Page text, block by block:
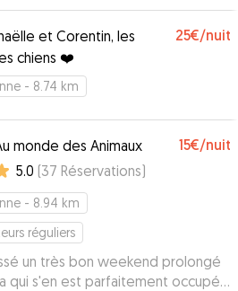
et Corentin, les
chiens ❤️
25€/nuit
- 8.74 km
monde des Animaux 15€/nuit
5.0 (37 Réservations)
- 8.94 km
réguliers
un très bon weekend prolongé
qui s'en est parfaitement occupé